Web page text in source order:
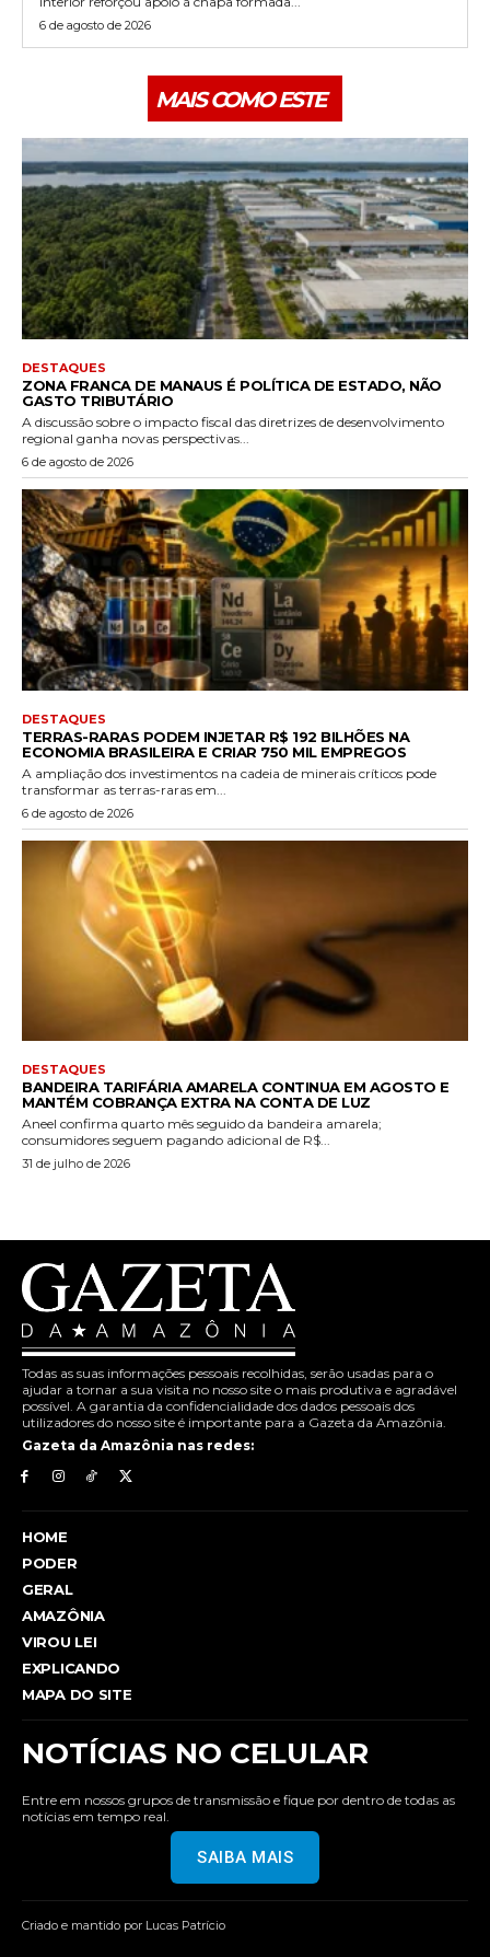
6 de agosto de 2026
MAIS COMO ESTE
DESTAQUES
ZONA FRANCA DE MANAUS É POLÍTICA DE ESTADO, NÃO
GASTO TRIBUTÁRIO
A discussão sobre o impacto fiscal das diretrizes de desenvolvimento
regional ganha novas perspectivas...
6 de agosto de 2026
DESTAQUES
TERRAS-RARAS PODEM INJETAR R$ 192 BILHÕES NA
ECONOMIA BRASILEIRA E CRIAR 750 MIL EMPREGOS
A ampliação dos investimentos na cadeia de minerais críticos pode
transformar as terras-raras em...
6 de agosto de 2026
DESTAQUES
BANDEIRA TARIFÁRIA AMARELA CONTINUA EM AGOSTO E
MANTÉM COBRANÇA EXTRA NA CONTA DE LUZ
Aneel confirma quarto mês seguido da bandeira amarela;
consumidores seguem pagando adicional de R$...
31 de julho de 2026
Todas as suas informações pessoais recolhidas, serão usadas para o
ajudar a tornar a sua visita no nosso site o mais produtiva e agradável
possível. A garantia da confidencialidade dos dados pessoais dos
utilizadores do nosso site é importante para a Gazeta da Amazônia.
Gazeta da Amazônia nas redes:
HOME
PODER
GERAL
AMAZÔNIA
VIROU LEI
EXPLICANDO
MAPA DO SITE
NOTÍCIAS NO CELULAR
Entre em nossos grupos de transmissão e fique por dentro de todas as
notícias em tempo real.
SAIBA MAIS
Criado e mantido por Lucas Patrício